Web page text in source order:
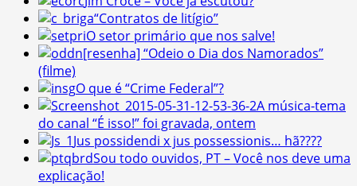
“Contratos de litígio”
O setor primário que nos salve!
[resenha] “Odeio o Dia dos Namorados”
(filme)
O que é “Crime Federal”?
A música-tema
do canal “É isso!” foi gravada, ontem
Jus possidendi x jus possessionis… hã????
Sou todo ouvidos, PT – Você nos deve uma
explicação!